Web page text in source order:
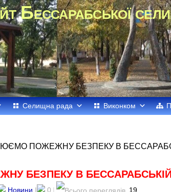
Бессарабської
Селищна рада Виконком
ПОЖЕЖНУ БЕЗПЕКУ В
БЕЗПЕКУ В
Новини | 0 | 19